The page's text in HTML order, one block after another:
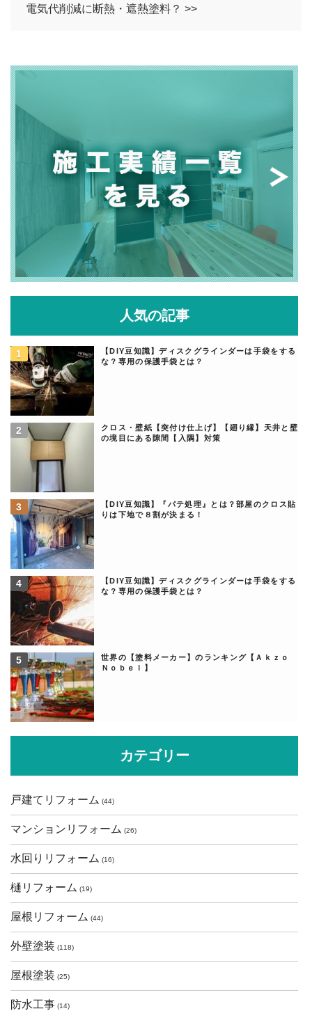
電気代削減に断熱・遮熱塗料？ >>
人気の記事
【DIY豆知識】ディスクグラインダーは手袋をする
な？専用の保護手袋とは？
クロス・壁紙【突付け仕上げ】【廻り縁】天井と壁
の境目にある隙間【入隅】対策
【DIY豆知識】『パテ処理』とは？部屋のクロス貼
りは下地で８割が決まる！
【DIY豆知識】ディスクグラインダーは手袋をする
な？専用の保護手袋とは？
世界の【塗料メーカー】のランキング【Ａｋｚｏ
Ｎｏｂｅｌ】
カテゴリー
戸建てリフォーム (44)
マンションリフォーム (26)
水回りリフォーム (16)
樋リフォーム (19)
屋根リフォーム (44)
外壁塗装 (118)
屋根塗装 (25)
防水工事 (14)